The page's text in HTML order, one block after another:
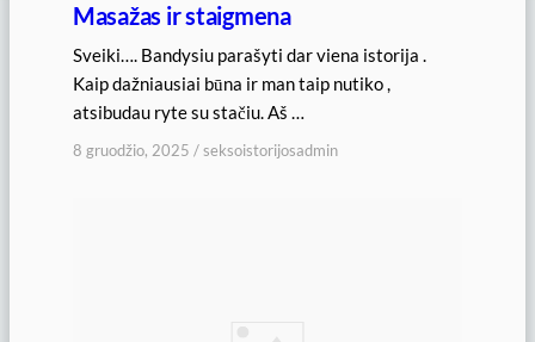
Masažas ir staigmena
Sveiki…. Bandysiu parašyti dar viena istorija .
Kaip dažniausiai būna ir man taip nutiko ,
atsibudau ryte su stačiu. Aš …
8 gruodžio, 2025 /seksoistorijosadmin